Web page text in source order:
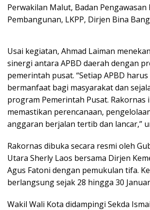
Perwakilan Malut, Badan Pengawasan
Pembangunan, LKPP, Dirjen Bina
Usai kegiatan, Ahmad Laiman
sinergi antara APBD daerah dengan
pemerintah pusat. “Setiap APBD
bermanfaat bagi masyarakat dan
program Pemerintah Pusat. Rakornas
memastikan perencanaan,
anggaran berjalan tertib dan lancar,”
Rakornas dibuka secara resmi oleh
Utara Sherly Laos bersama Dirjen
Agus Fatoni dengan pemukulan tifa.
berlangsung sejak 28 hingga 30
Wakil Wali Kota didampingi Sekda